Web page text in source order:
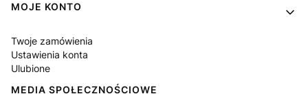
MOJE KONTO
Twoje zamówienia
Ustawienia konta
Ulubione
MEDIA SPOŁECZNOŚCIOWE